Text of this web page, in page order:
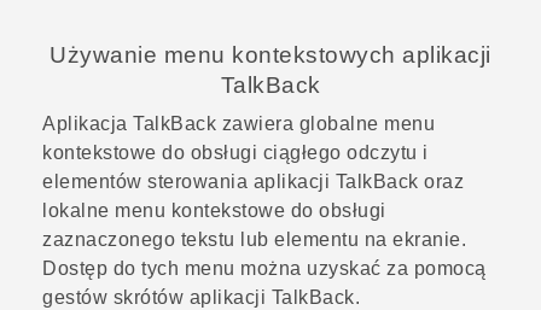
Używanie menu kontekstowych aplikacji
TalkBack
Aplikacja TalkBack zawiera globalne menu
kontekstowe do obsługi ciągłego odczytu i
elementów sterowania aplikacji TalkBack oraz
lokalne menu kontekstowe do obsługi
zaznaczonego tekstu lub elementu na ekranie.
Dostęp do tych menu można uzyskać za pomocą
gestów skrótów aplikacji TalkBack.